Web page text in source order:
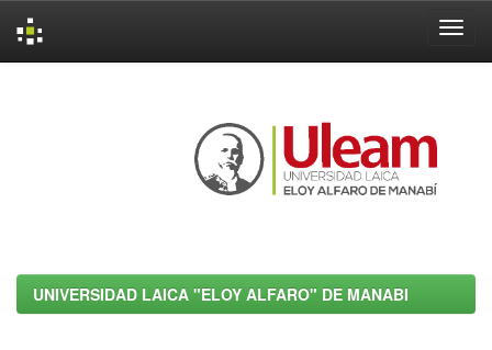
UNIVERSIDAD LAICA "ELOY ALFARO" DE MANABI